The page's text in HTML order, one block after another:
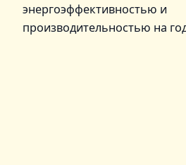
энергоэффективностью и
производительностью на